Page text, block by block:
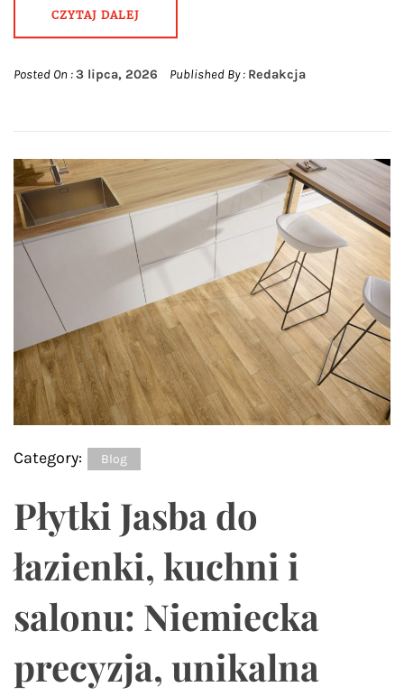
CZYTAJ DALEJ
Posted On :3 lipca, 2026 Published By : Redakcja
Category: Blog
Płytki Jasba do
łazienki, kuchni i
salonu: Niemiecka
precyzja, unikalna